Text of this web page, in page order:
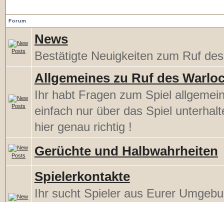
Forum
News
Bestätigte Neuigkeiten zum Ruf
Allgemeines zu Ruf des
Ihr habt Fragen zum Spiel
einfach nur über das Spiel
hier genau richtig !
Gerüchte und Halbwahrheiten
Spielerkontakte
Ihr sucht Spieler aus Eurer